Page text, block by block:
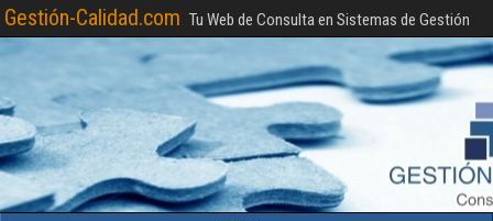
Gestión-Calidad.com Tu Web de Consulta en Sistemas de Gestión